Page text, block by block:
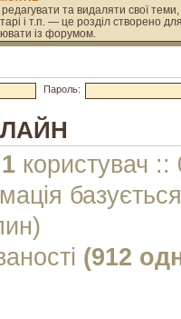
та видаляти свої теми,
і т.п. — це розділ створено
із форумом.
Пароль:
1 користувач ::
(912